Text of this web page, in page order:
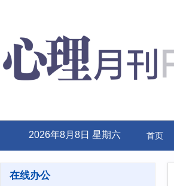
2026年8月8日 星期六 首页
在线办公